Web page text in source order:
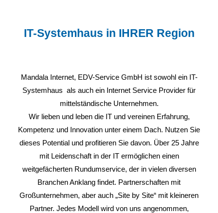
IT-Systemhaus in IHRER Region
Mandala Internet, EDV-Service GmbH ist sowohl ein IT-
Systemhaus als auch ein Internet Service Provider für
mittelständische Unternehmen.
Wir lieben und leben die IT und vereinen Erfahrung,
Kompetenz und Innovation unter einem Dach. Nutzen Sie
dieses Potential und profitieren Sie davon. Über 25 Jahre
mit Leidenschaft in der IT ermöglichen einen
weitgefächerten Rundumservice, der in vielen diversen
Branchen Anklang findet. Partnerschaften mit
Großunternehmen, aber auch „Site by Site“ mit kleineren
Partner. Jedes Modell wird von uns angenommen,